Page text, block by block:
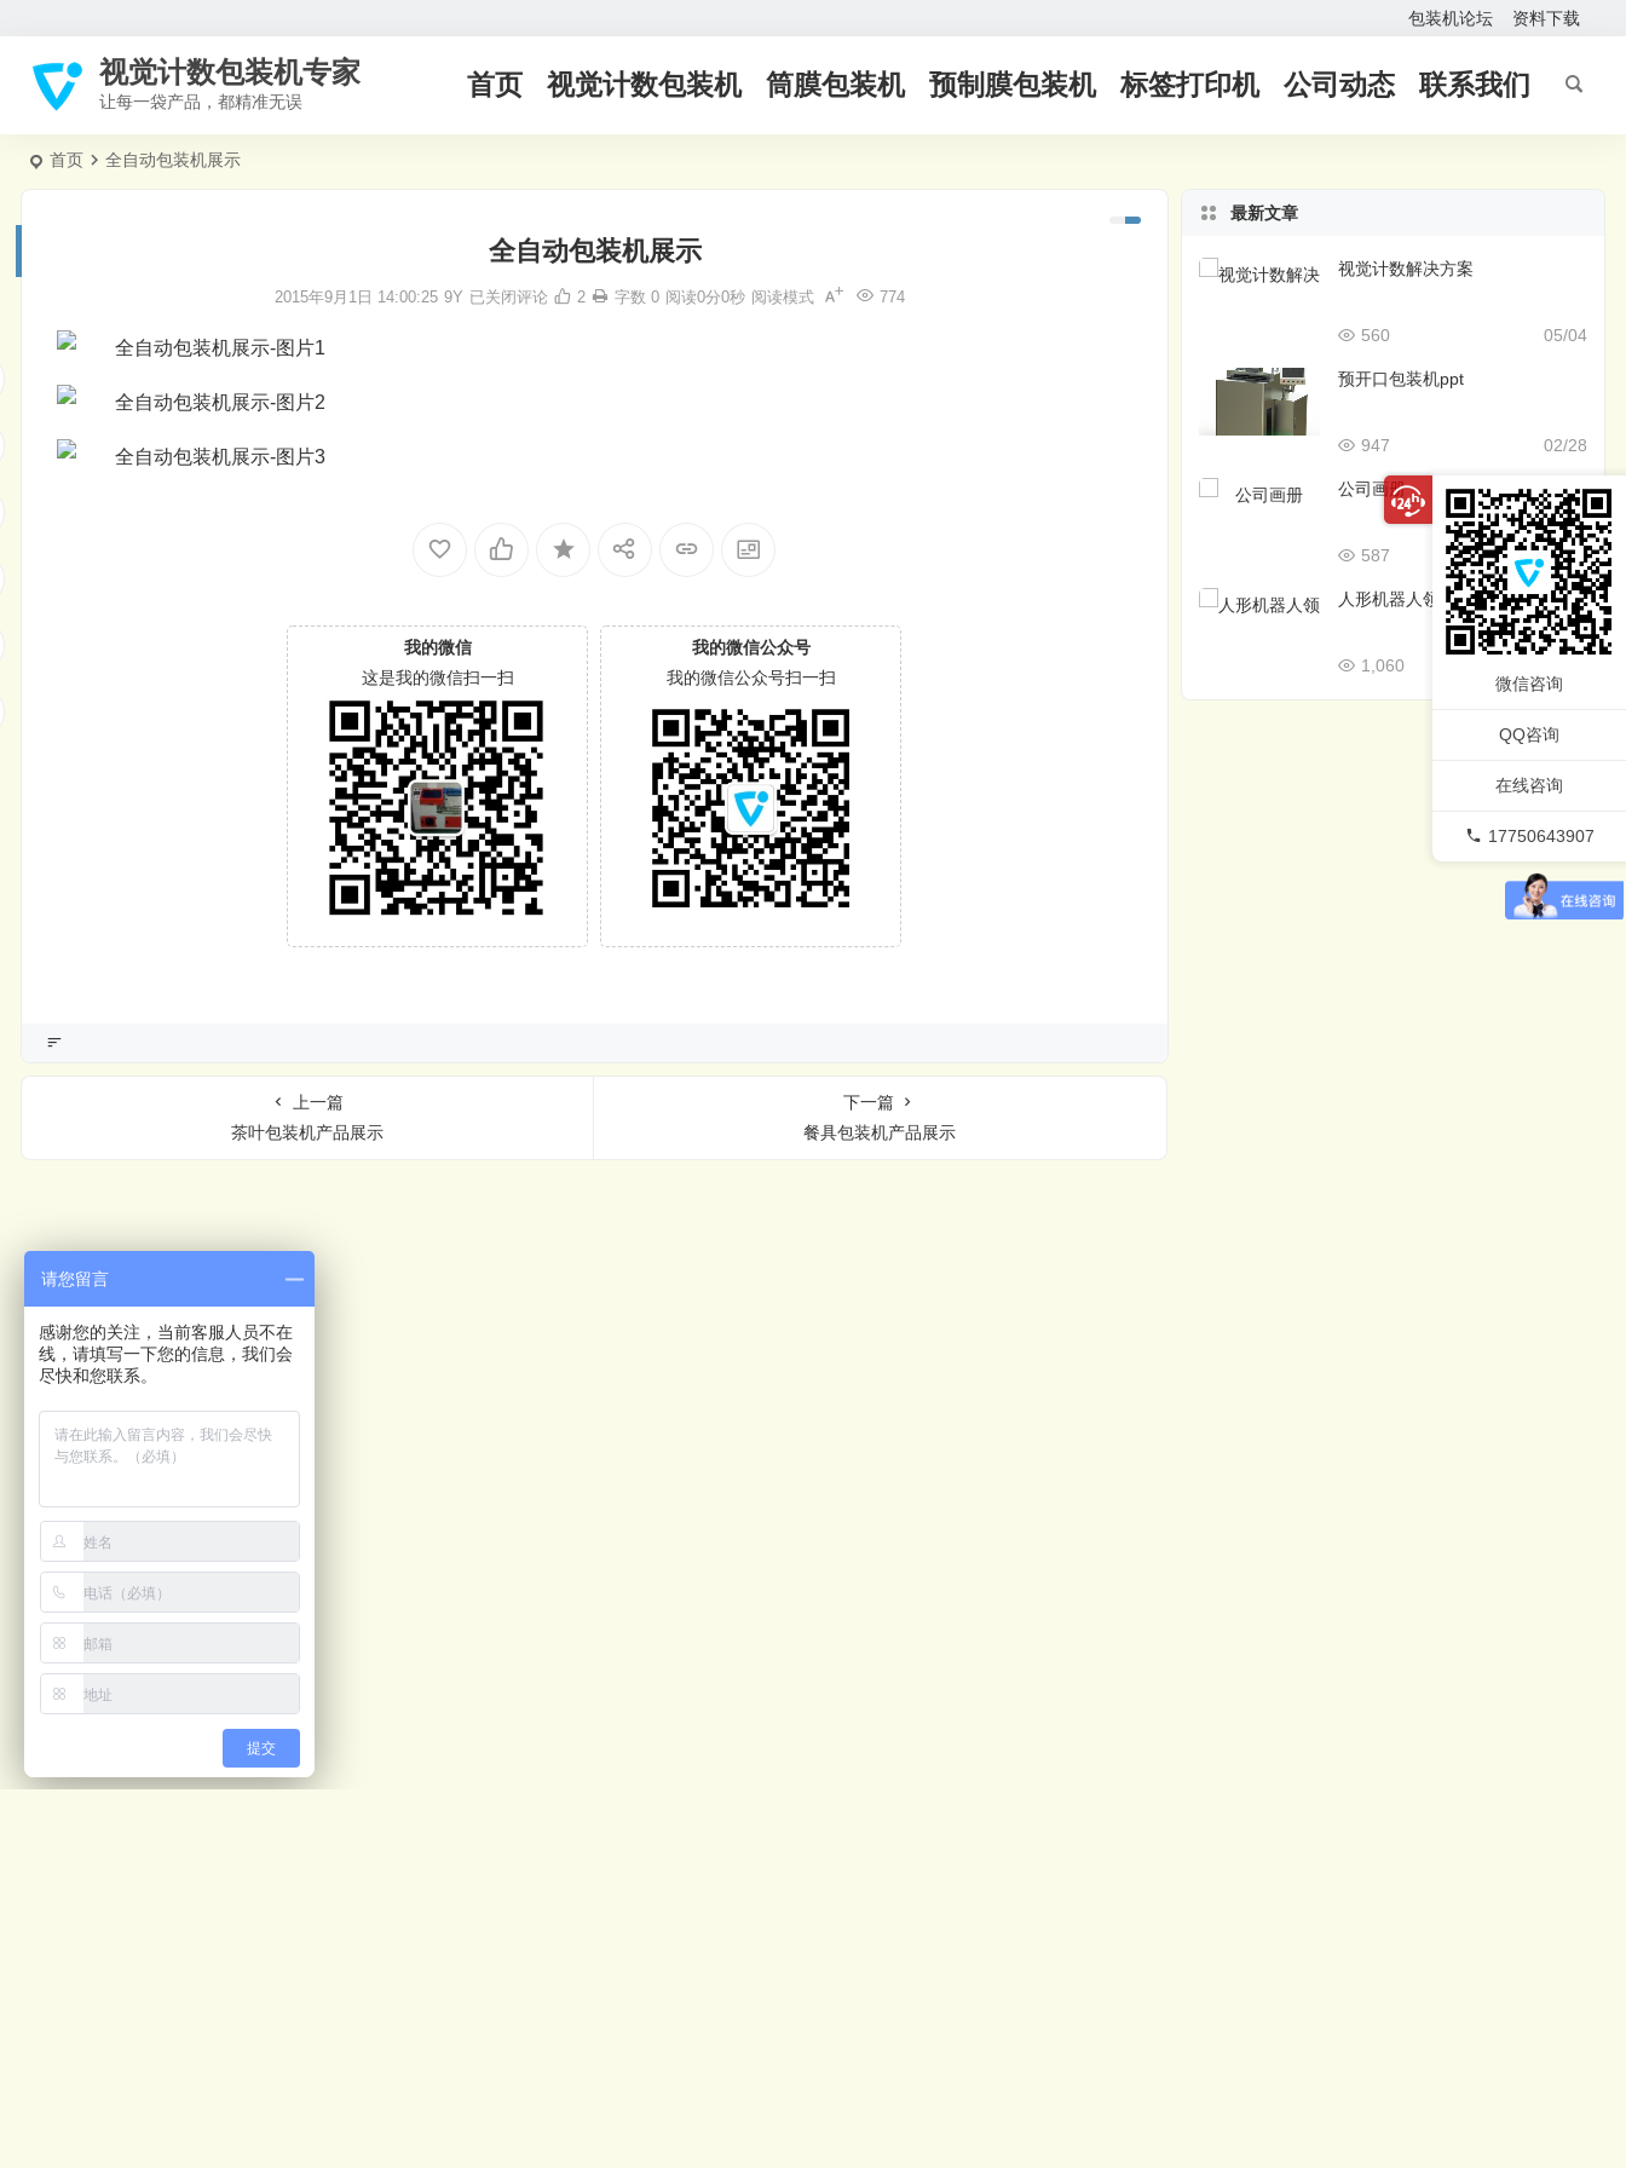
包装机论坛 资料下载
视觉计数包装机专家
让每一袋产品，都精准无误
首页 视觉计数包装机 筒膜包装机 预制膜包装机 标签打印机 公司动态 联系我们
首页 全自动包装机展示
全自动包装机展示
2015年9月1日 14:00:25 9Y 已关闭评论 774
2 字数 0 阅读0分0秒 阅读模式
我的微信
这是我的微信扫一扫
我的微信公众号
我的微信公众号扫一扫
上一篇
茶叶包装机产品展示
下一篇
餐具包装机产品展示
最新文章
视觉计数解决方案
05/04
560
预开口包装机ppt
02/28
947
公司画册
02/27
587
人形机器人领域优秀的开源框架
1,060
微信咨询
QQ咨询
在线咨询
17750643907
请您留言
感谢您的关注，当前客服人员不在
线，请填写一下您的信息，我们会
尽快和您联系。
提交